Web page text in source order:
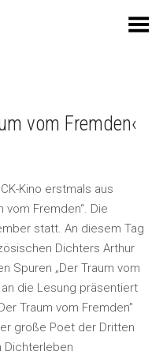
Toggle Menu
vom Fremden‹
Kino erstmals aus
vom Fremden“. Die
statt. An diesem Tag
Dichters Arthur
Spuren „Der Traum vom
die Lesung präsentiert
Traum vom Fremden”
große Poet der Dritten
Dichterleben